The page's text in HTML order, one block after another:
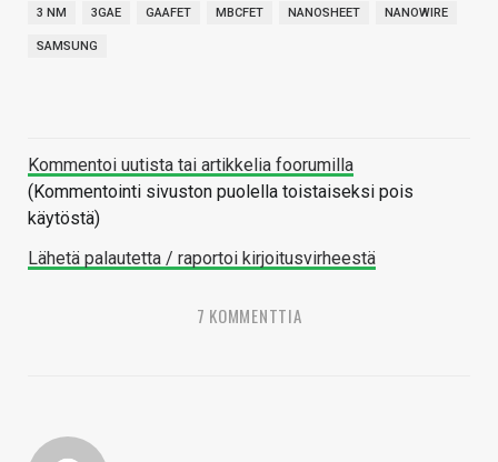
3 NM 3GAE GAAFET MBCFET NANOSHEET NANOWIRE
SAMSUNG
Kommentoi uutista tai artikkelia foorumilla
(Kommentointi sivuston puolella toistaiseksi pois
käytöstä)
Lähetä palautetta / raportoi kirjoitusvirheestä
7 KOMMENTTIA